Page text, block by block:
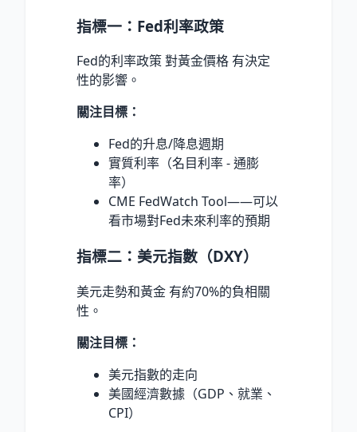
指標一：Fed利率政策
Fed的利率政策 對黃金價格 有決定
性的影響。
關注目標：
Fed的升息/降息週期
實質利率（名目利率 - 通膨
率）
CME FedWatch Tool——可以
看市場對Fed未來利率的預期
指標二：美元指數（DXY）
美元走勢和黃金 有約70%的負相關
性。
關注目標：
美元指數的走向
美國經濟數據（GDP、就業、
CPI）